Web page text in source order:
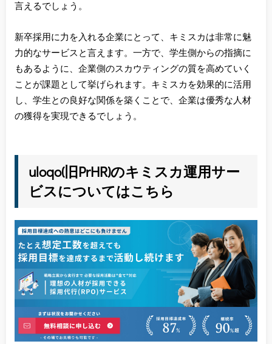
言えるでしょう。
新卒採用に力を入れる企業にとって、キミスカは非常に魅
力的なサービスと言えます。一方で、学生側からの指摘に
もあるように、企業側のスカウティングの質を高めていく
ことが課題として挙げられます。キミスカを効果的に活用
し、学生との良好な関係を築くことで、企業は優秀な人材
の獲得を実現できるでしょう。
uloqo(旧PrHR)のキミスカ運用サー
ビスについてはこちら